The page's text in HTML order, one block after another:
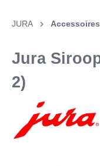
JURA Accessoires
Jura
2)